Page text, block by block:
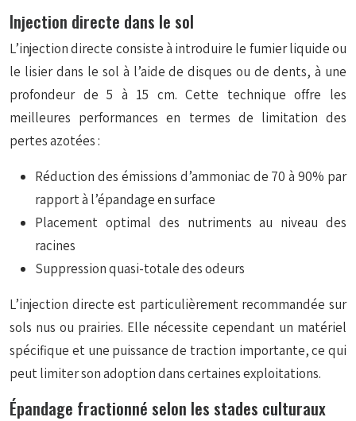
Injection directe dans le sol
L’injection directe consiste à introduire le fumier liquide ou
le lisier dans le sol à l’aide de disques ou de dents, à une
profondeur de 5 à 15 cm. Cette technique offre les
meilleures performances en termes de limitation des
pertes azotées :
Réduction des émissions d’ammoniac de 70 à 90% par
rapport à l’épandage en surface
Placement optimal des nutriments au niveau des
racines
Suppression quasi-totale des odeurs
L’injection directe est particulièrement recommandée sur
sols nus ou prairies. Elle nécessite cependant un matériel
spécifique et une puissance de traction importante, ce qui
peut limiter son adoption dans certaines exploitations.
Épandage fractionné selon les stades culturaux